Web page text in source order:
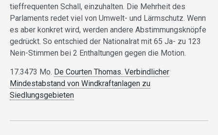
tieffrequenten Schall, einzuhalten. Die Mehrheit des
Parlaments redet viel von Umwelt- und Lärmschutz. Wenn
es aber konkret wird, werden andere Abstimmungsknöpfe
gedrückt. So entschied der Nationalrat mit 65 Ja- zu 123
Nein-Stimmen bei 2 Enthaltungen gegen die Motion.
17.3473 Mo. De Courten Thomas. Verbindlicher
Mindestabstand von Windkraftanlagen zu
Siedlungsgebieten